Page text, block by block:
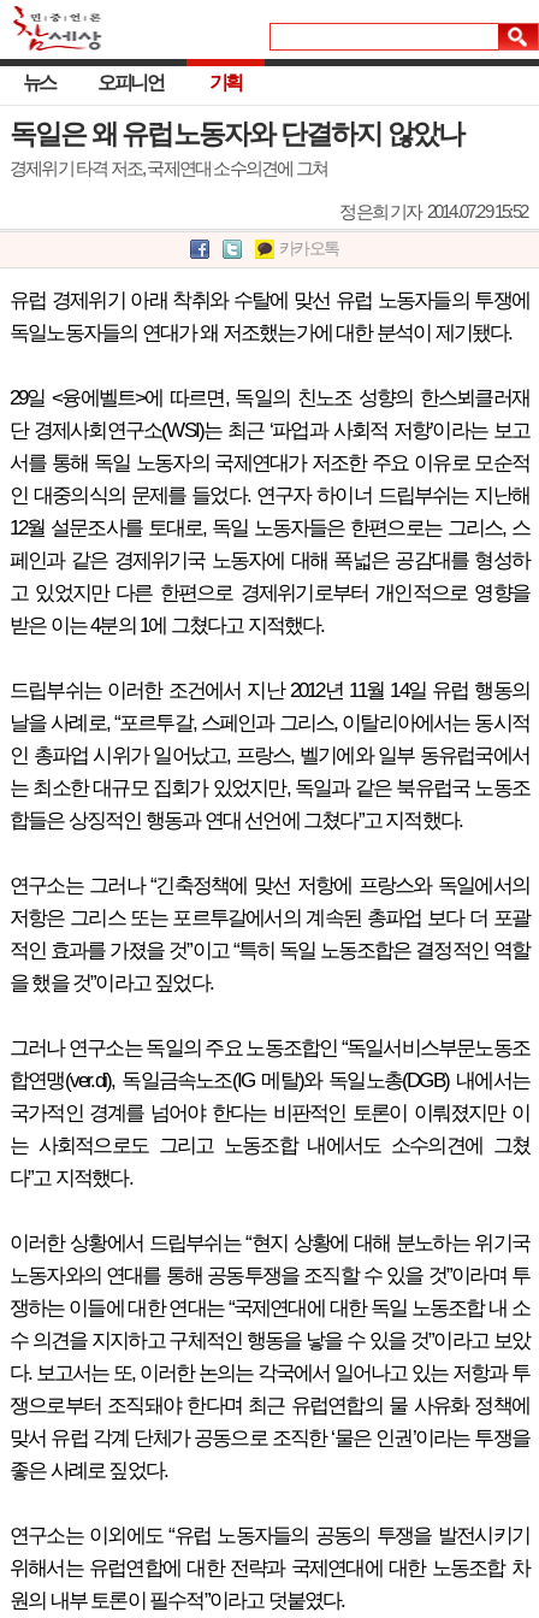
뉴스 오피니언 기획
독일은 왜 유럽노동자와 단결하지 않았나
경제위기 타격 저조, 국제연대 소수의견에 그쳐
정은희 기자 2014.07.29 15:52
카카오톡
유럽 경제위기 아래 착취와 수탈에 맞선 유럽 노동자들의 투쟁에
독일노동자들의 연대가 왜 저조했는가에 대한 분석이 제기됐다.
29일 <융에벨트>에 따르면, 독일의 친노조 성향의 한스뵈클러재
단 경제사회연구소(WSI)는 최근 ‘파업과 사회적 저항’이라는 보고
서를 통해 독일 노동자의 국제연대가 저조한 주요 이유로 모순적
인 대중의식의 문제를 들었다. 연구자 하이너 드립부쉬는 지난해
12월 설문조사를 토대로, 독일 노동자들은 한편으로는 그리스, 스
페인과 같은 경제위기국 노동자에 대해 폭넓은 공감대를 형성하
고 있었지만 다른 한편으로 경제위기로부터 개인적으로 영향을
받은 이는 4분의 1에 그쳤다고 지적했다.
드립부쉬는 이러한 조건에서 지난 2012년 11월 14일 유럽 행동의
날을 사례로, “포르투갈, 스페인과 그리스, 이탈리아에서는 동시적
인 총파업 시위가 일어났고, 프랑스, 벨기에와 일부 동유럽국에서
는 최소한 대규모 집회가 있었지만, 독일과 같은 북유럽국 노동조
합들은 상징적인 행동과 연대 선언에 그쳤다”고 지적했다.
연구소는 그러나 “긴축정책에 맞선 저항에 프랑스와 독일에서의
저항은 그리스 또는 포르투갈에서의 계속된 총파업 보다 더 포괄
적인 효과를 가졌을 것”이고 “특히 독일 노동조합은 결정적인 역할
을 했을 것”이라고 짚었다.
그러나 연구소는 독일의 주요 노동조합인 “독일서비스부문노동조
합연맹(ver.di), 독일금속노조(IG 메탈)와 독일노총(DGB) 내에서는
국가적인 경계를 넘어야 한다는 비판적인 토론이 이뤄졌지만 이
는 사회적으로도 그리고 노동조합 내에서도 소수의견에 그쳤
다”고 지적했다.
이러한 상황에서 드립부쉬는 “현지 상황에 대해 분노하는 위기국
노동자와의 연대를 통해 공동투쟁을 조직할 수 있을 것”이라며 투
쟁하는 이들에 대한 연대는 “국제연대에 대한 독일 노동조합 내 소
수 의견을 지지하고 구체적인 행동을 낳을 수 있을 것”이라고 보았
다. 보고서는 또, 이러한 논의는 각국에서 일어나고 있는 저항과 투
쟁으로부터 조직돼야 한다며 최근 유럽연합의 물 사유화 정책에
맞서 유럽 각계 단체가 공동으로 조직한 ‘물은 인권’이라는 투쟁을
좋은 사례로 짚었다.
연구소는 이외에도 “유럽 노동자들의 공동의 투쟁을 발전시키기
위해서는 유럽연합에 대한 전략과 국제연대에 대한 노동조합 차
원의 내부 토론이 필수적”이라고 덧붙였다.